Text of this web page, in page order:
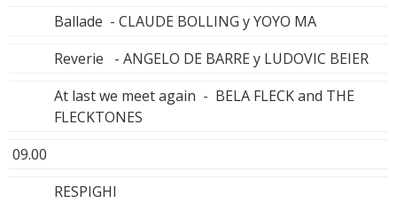
Ballade - CLAUDE BOLLING y YOYO MA
Reverie - ANGELO DE BARRE y LUDOVIC BEIER
At last we meet again - BELA FLECK and THE
FLECKTONES
09.00
RESPIGHI